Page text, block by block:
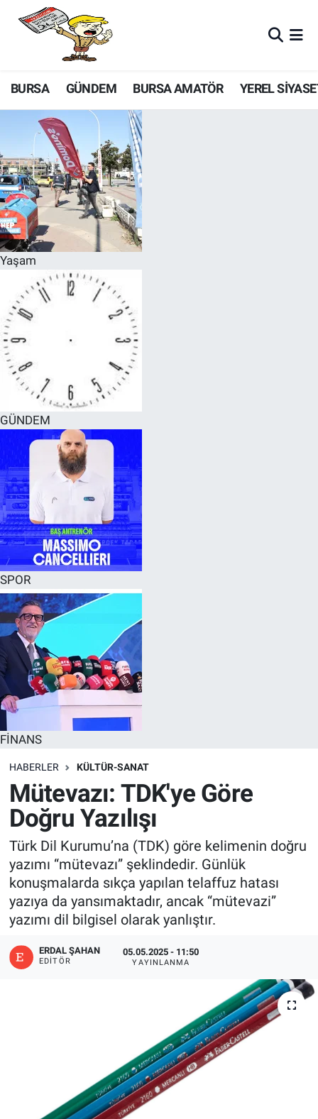
BURSA GÜNDEM BURSA AMATÖR YEREL
Yaşam
GÜNDEM
SPOR
FİNANS
HABERLER KÜLTÜR-SANAT
Mütevazı: TDK'ye Göre
Doğru Yazılışı
Türk Dil Kurumu’na (TDK) göre kelimenin doğru
yazımı “mütevazı” şeklindedir. Günlük
konuşmalarda sıkça yapılan telaffuz hatası
yazıya da yansımaktadır, ancak “mütevazi”
yazımı dil bilgisel olarak yanlıştır.
ERDAL ŞAHAN
EDITÖR
05.05.2025 - 11:50
YAYINLANMA